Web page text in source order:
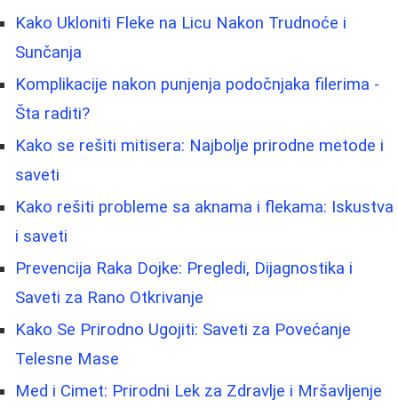
Kako Ukloniti Fleke na Licu Nakon Trudnoće i
Sunčanja
Komplikacije nakon punjenja podočnjaka filerima -
Šta raditi?
Kako se rešiti mitisera: Najbolje prirodne metode i
saveti
Kako rešiti probleme sa aknama i flekama: Iskustva
i saveti
Prevencija Raka Dojke: Pregledi, Dijagnostika i
Saveti za Rano Otkrivanje
Kako Se Prirodno Ugojiti: Saveti za Povećanje
Telesne Mase
Med i Cimet: Prirodni Lek za Zdravlje i Mršavljenje